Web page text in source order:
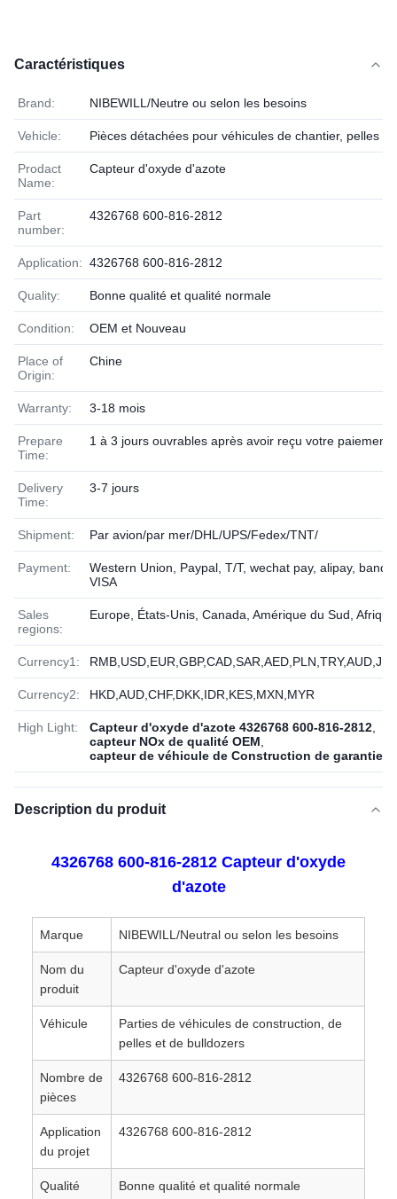
Caractéristiques
Brand: NIBEWILL/Neutre ou selon les besoins
Vehicle: Pièces détachées pour véhicules de chantier, pelles
Prodact
Name:
Capteur d'oxyde d'azote
Part
number:
4326768 600-816-2812
Application: 4326768 600-816-2812
Quality: Bonne qualité et qualité normale
Condition: OEM et Nouveau
Place of
Origin:
Chine
Warranty: 3-18 mois
Prepare
Time:
1 à 3 jours ouvrables après avoir reçu votre paiement
Delivery
Time:
3-7 jours
Shipment: Par avion/par mer/DHL/UPS/Fedex/TNT/
Payment:
Western Union, Paypal, T/T, wechat pay, alipay,
VISA
Sales
regions:
Europe, États-Unis, Canada, Amérique du Sud,
Currency1:
Currency2: HKD,AUD,CHF,DKK,IDR,KES,MXN,MYR
High Light: Capteur d'oxyde d'azote 4326768 600-816-2812
capteur NOx de qualité OEM
capteur de véhicule de Construction de garantie
Description du produit
4326768 600-816-2812 Capteur d'oxyde
d'azote
Marque NIBEWILL/Neutral ou selon les besoins
Nom du
produit
Capteur d'oxyde d'azote
Véhicule
Parties de véhicules de construction, de
pelles et de bulldozers
Nombre de
pièces
4326768 600-816-2812
Application
du projet
4326768 600-816-2812
Qualité Bonne qualité et qualité normale